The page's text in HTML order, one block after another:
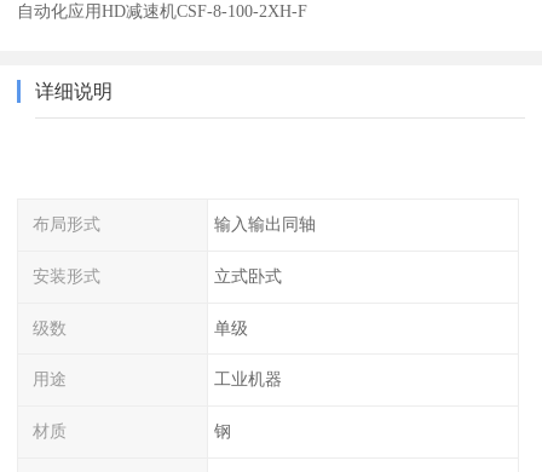
自动化应用HD减速机CSF-8-100-2XH-F
详细说明
布局形式 输入输出同轴
安装形式 立式卧式
级数 单级
用途 工业机器
材质 钢